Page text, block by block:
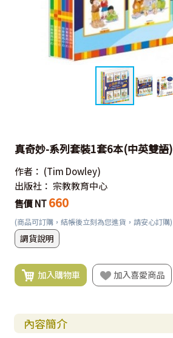
真奇妙-系列套裝1套6本(中英雙語)
作者： (Tim Dowley)
出版社： 宗教教育中心
售價 NT 660
(商品可訂購，結帳後立刻為您進貨，請安心訂購)
調貨說明
加入購物車 加入喜愛商品
內容簡介